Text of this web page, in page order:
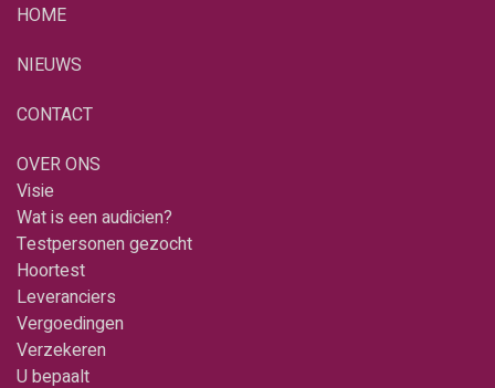
HOME
NIEUWS
CONTACT
OVER ONS
Visie
Wat is een audicien?
Testpersonen gezocht
Hoortest
Leveranciers
Vergoedingen
Verzekeren
U bepaalt